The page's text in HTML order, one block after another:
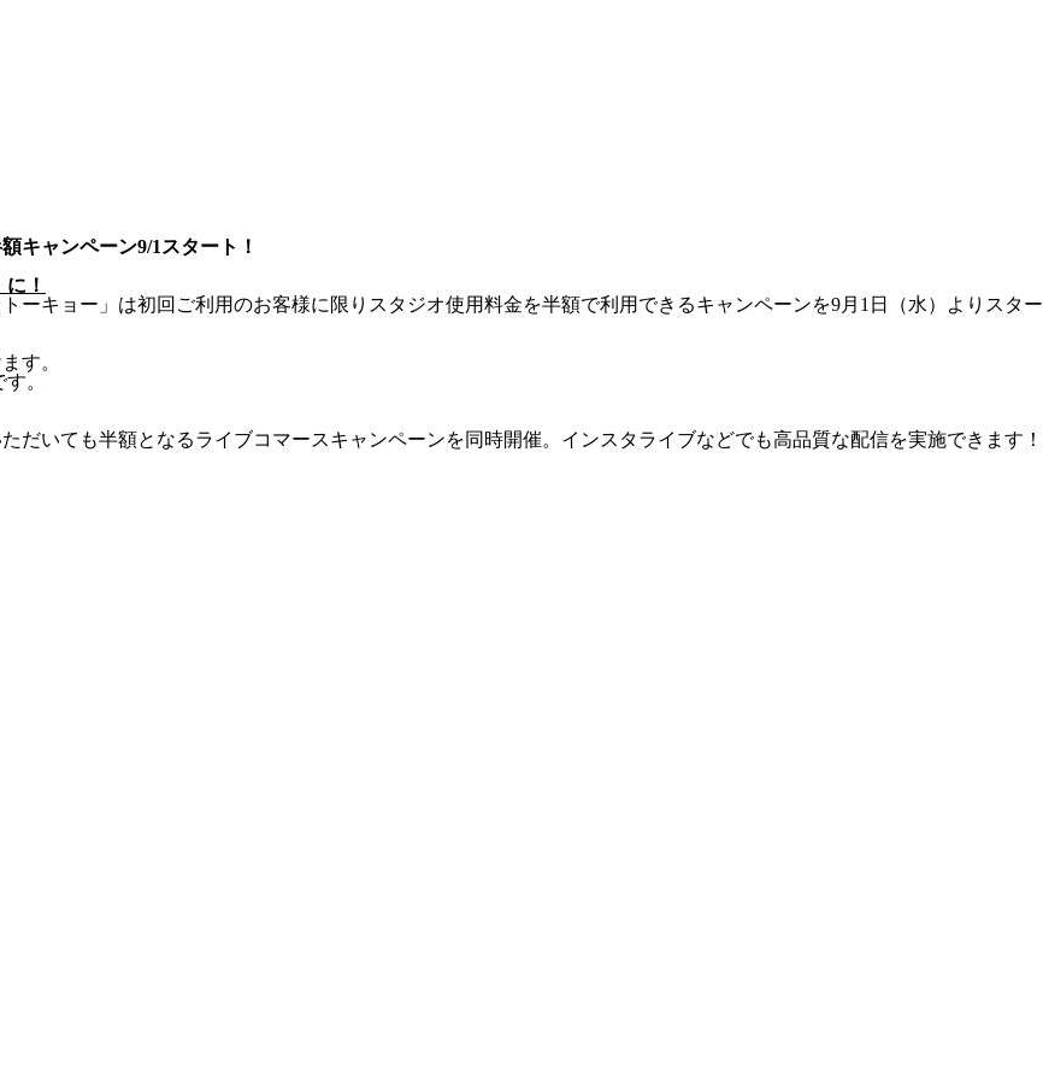
キャンペーン9/1スタート！
！
ーキョー」は初回ご利用のお客様に限りスタジオ使用料金を半額で利用できるキャンペーンを9月1日（水）よりスター
す。
。
だいても半額となるライブコマースキャンペーンを同時開催。インスタライブなどでも高品質な配信を実施できます！